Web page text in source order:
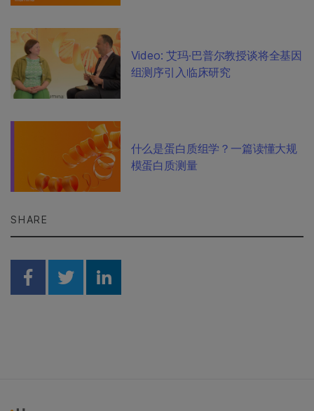
Video: 艾玛·巴普尔教授谈将全基因
组测序引入临床研究
什么是蛋白质组学？一篇读懂大规
模蛋白质测量
SHARE
Share on Facebook
Share on Twitter
Share on Linkedin